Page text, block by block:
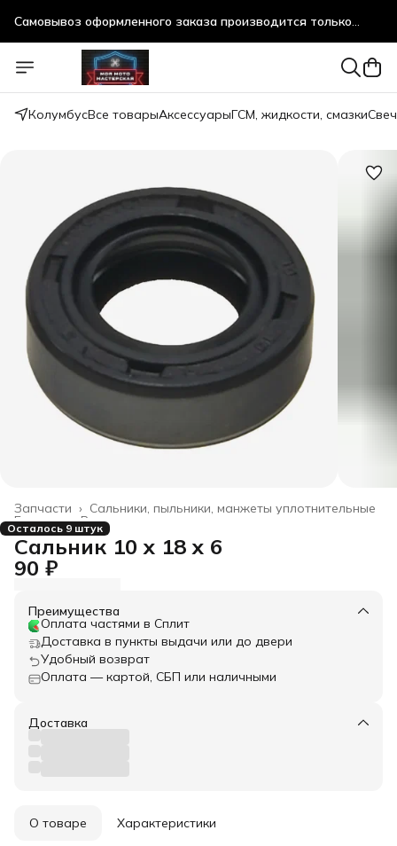
Самовывоз оформленного заказа производится только
КолумбусВсе товарыАксессуарыГСМ, жидкости, смазки
Сальники, пыльники, манжеты уплотнительные
Запчасти ›
Все товары
Главная ›
Осталось 9 штук
Сальник 10 x 18 x 6
90 ₽
Преимущества
Оплата частями в Сплит
Доставка в пункты выдачи или до двери
Удобный возврат
Оплата — картой, СБП или наличными
Доставка
О товаре Характеристики